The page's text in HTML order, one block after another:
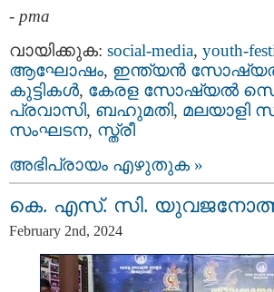
- pma
വായിക്കുക: social-media, youth-
ആഘോഷം, ഇന്ത്യന്‍
കുട്ടികള്‍, കേരള സോഷ്യല്‍
പ്രവാസി, ബഹുമതി, മലയാളി
സംഘടന, സ്ത്രീ
അഭിപ്രായം എഴുതുക »
കെ. എസ്. സി.
February 2nd, 2024